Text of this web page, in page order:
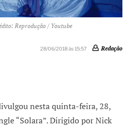
Reprodução / Youtube
28/06/2018 às 15:57 Redação
nesta quinta-feira, 28,
“Solara”. Dirigido por Nick